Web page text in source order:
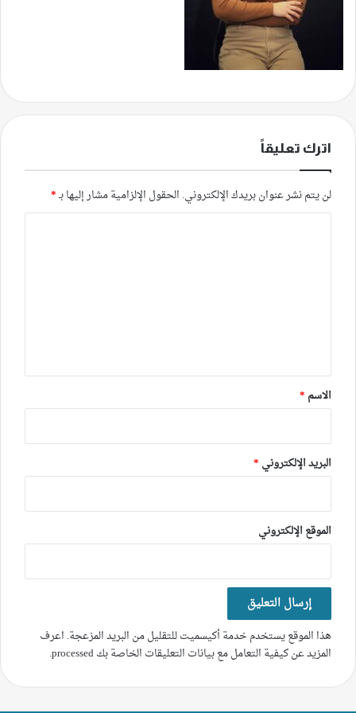
اترك تعليقاً
لن يتم نشر عنوان بريدك الإلكتروني. الحقول الإلزامية مشار إليها بـ*
*
الاسم *
البريد الإلكتروني *
الموقع الإلكتروني
هذا الموقع يستخدم خدمة أكيسميت للتقليل من البريد المزعجة. اعرف
المزيد عن كيفية التعامل مع بيانات التعليقات الخاصة بك processed
.